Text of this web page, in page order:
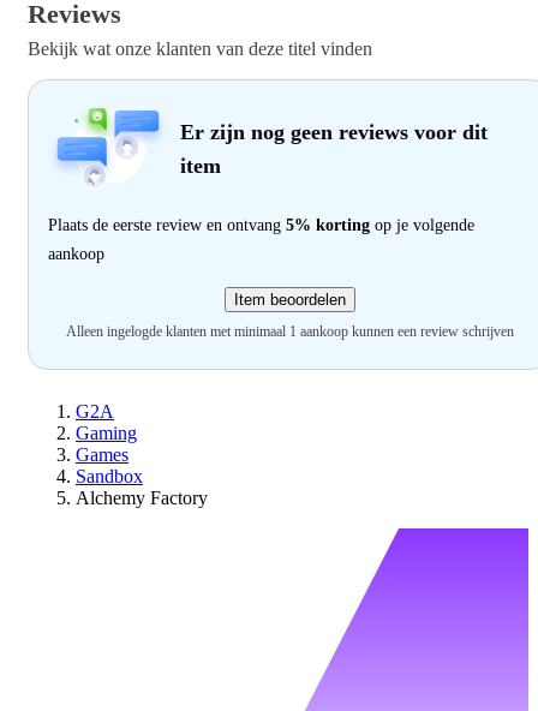
Reviews
Bekijk wat onze klanten van deze titel vinden
Er zijn nog geen reviews voor dit
item
Plaats de eerste review en ontvang 5% korting op je volgende
aankoop
Item beoordelen
Alleen ingelogde klanten met minimaal 1 aankoop kunnen een review schrijven
G2A
Gaming
Games
Sandbox
Alchemy Factory